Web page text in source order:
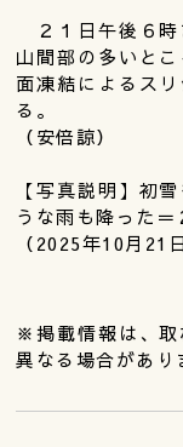
２１日午後６時
山間部の多いと
面凍結によるス
る。
（安倍諒）
【写真説明】初
うな雨も降った＝
（2025年10月21
※掲載情報は、取
異なる場合があり